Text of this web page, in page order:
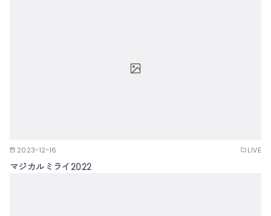
2023-12-16 LIVE
マジカルミライ2022